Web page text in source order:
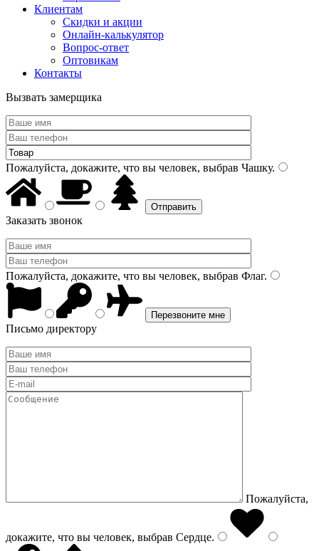
Клиентам
Скидки и акции
Онлайн-калькулятор
Вопрос-ответ
Оптовикам
Контакты
Вызвать замерщика
Пожалуйста, докажите, что вы человек, выбрав Чашку.
Заказать звонок
Пожалуйста, докажите, что вы человек, выбрав Флаг.
Письмо директору
Пожалуйста,
докажите, что вы человек, выбрав Сердце.